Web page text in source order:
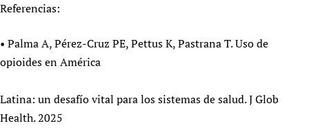
Referencias:
• Palma A, Pérez-Cruz PE, Pettus K, Pastrana T. Uso de
opioides en América
Latina: un desafío vital para los sistemas de salud. J Glob
Health. 2025